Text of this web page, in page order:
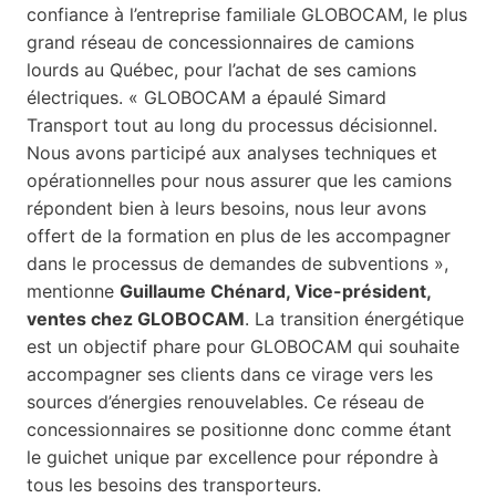
confiance à l’entreprise familiale GLOBOCAM, le plus
grand réseau de concessionnaires de camions
lourds au Québec, pour l’achat de ses camions
électriques. « GLOBOCAM a épaulé Simard
Transport tout au long du processus décisionnel.
Nous avons participé aux analyses techniques et
opérationnelles pour nous assurer que les camions
répondent bien à leurs besoins, nous leur avons
offert de la formation en plus de les accompagner
dans le processus de demandes de subventions »,
mentionne Guillaume Chénard, Vice-président,
ventes chez GLOBOCAM. La transition énergétique
est un objectif phare pour GLOBOCAM qui souhaite
accompagner ses clients dans ce virage vers les
sources d’énergies renouvelables. Ce réseau de
concessionnaires se positionne donc comme étant
le guichet unique par excellence pour répondre à
tous les besoins des transporteurs.